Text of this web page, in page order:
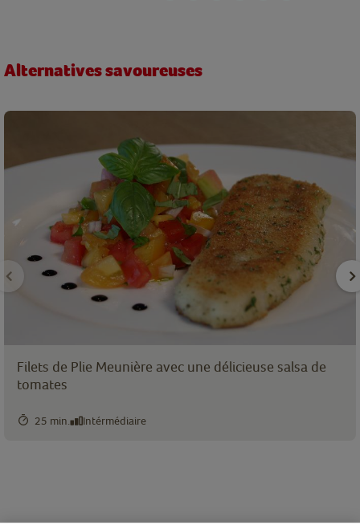
Alternatives savoureuses
Filets de Plie Meunière avec une délicieuse salsa de
tomates
25 min. Intérmédiaire